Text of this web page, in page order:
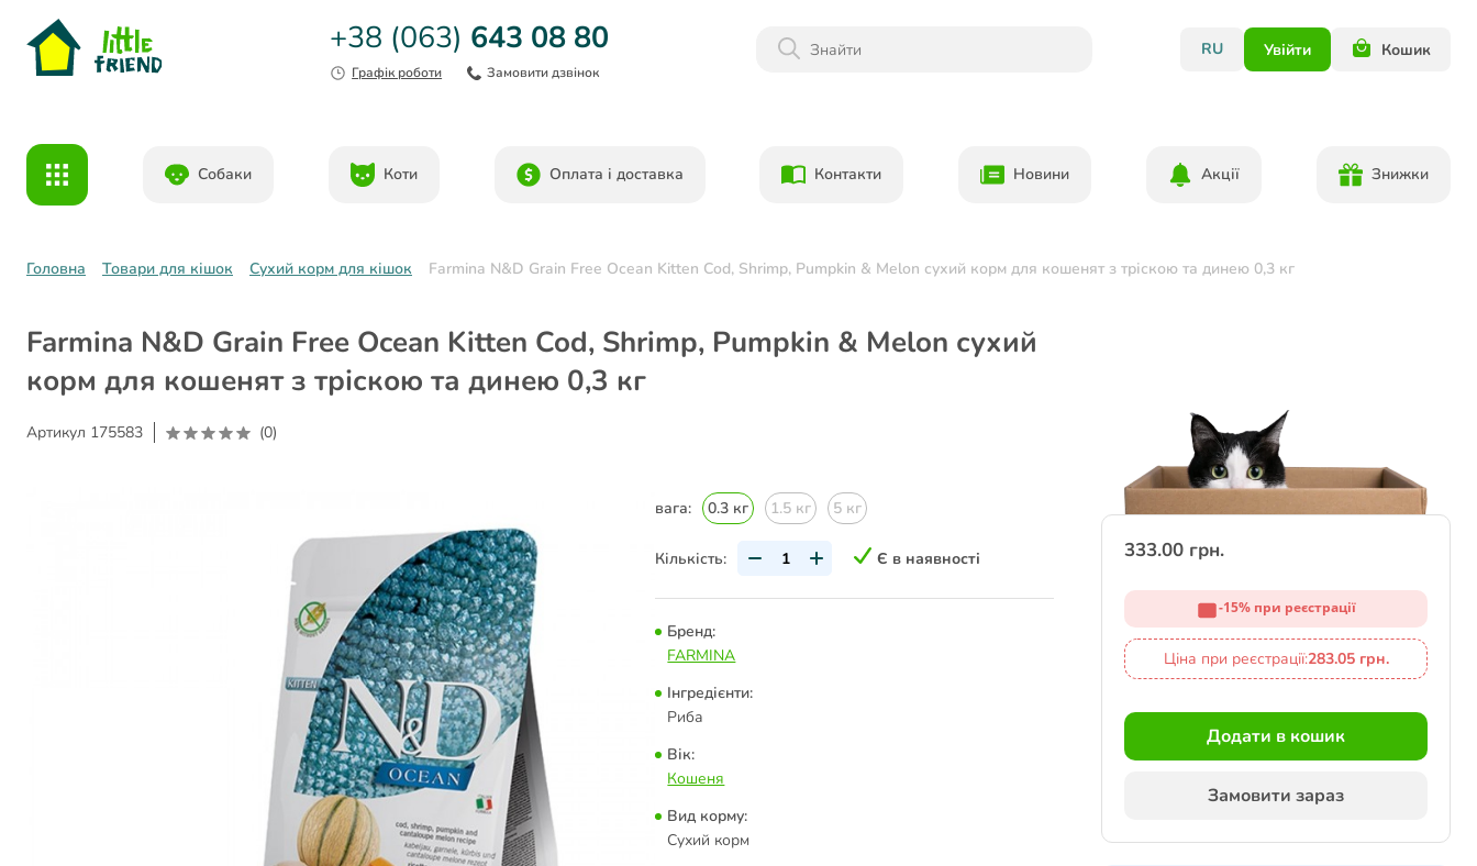
Даруємо 1000гр на бонусний рахунок при реєстрації!)
+38 (063) 643 08 80
Графік роботи Замовити дзвінок
RU Увійти Кошик
Собаки Коти Оплата і доставка Контакти Новини Акції Знижки
Головна Товари для кішок Сухий корм для кішок Farmina N&D Grain Free Ocean Kitten Cod, Shrimp, Pumpkin & Melon сухий корм для кошенят з тріскою та динею 0,3 кг
Farmina N&D Grain Free Ocean Kitten Cod, Shrimp, Pumpkin & Melon сухий
корм для кошенят з тріскою та динею 0,3 кг
Артикул 175583 (0)
вага: 0.3 кг 1.5 кг 5 кг
Кількість: Є в наявності
Бренд:
FARMINA
Інгредієнти:
Риба
Вік:
Кошеня
Вид корму:
Сухий корм
333.00 грн.
-15% при реєстрації
Ціна при реєстрації:283.05 грн.
Додати в кошик
Замовити зараз